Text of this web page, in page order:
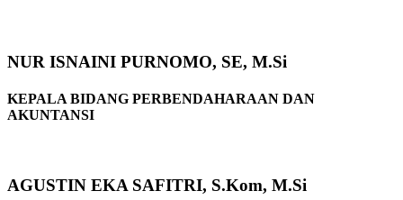
NUR ISNAINI PURNOMO, SE, M.Si
KEPALA BIDANG PERBENDAHARAAN DAN
AKUNTANSI
AGUSTIN EKA SAFITRI, S.Kom, M.Si